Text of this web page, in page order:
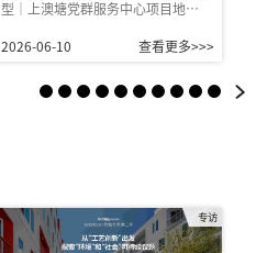
型｜上澳塘党群服务中心项目地…
2026-06-10 查看更多>>>
专访